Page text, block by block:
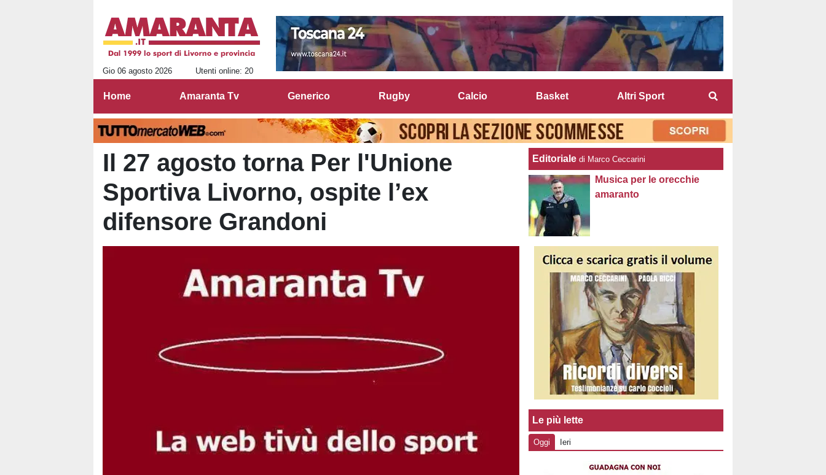
Gio 06 agosto 2026 Utenti online: 20
Home Amaranta Tv Generico Rugby Calcio Basket Altri Sport
Il 27 agosto torna Per l'Unione
Sportiva Livorno, ospite l’ex
difensore Grandoni
Editoriale di Marco Ceccarini
Musica per le orecchie
amaranto
Le più lette
Oggi Ieri